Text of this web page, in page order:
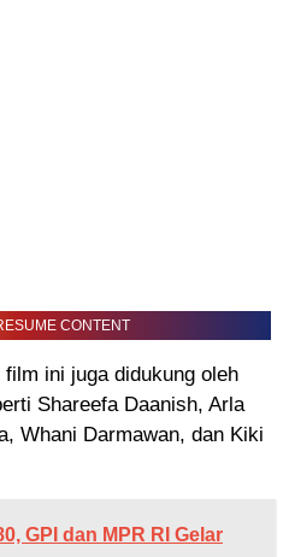
CONTENT
ini juga didukung oleh
Shareefa Daanish, Arla
Whani Darmawan, dan Kiki
GPI dan MPR RI Gelar